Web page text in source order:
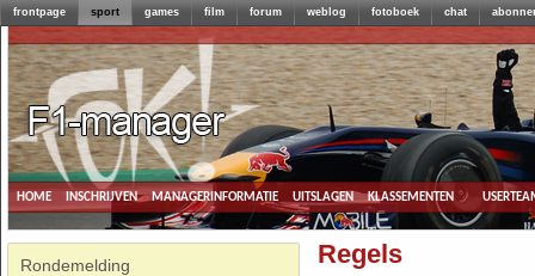
frontpage sport games film forum weblog fotoboek chat
home inschrijven managerinformatie uitslagen klassementen
Rondemelding Regels